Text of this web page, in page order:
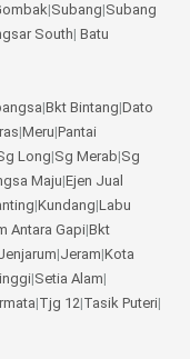
|Subang|Subang
South| Batu
|Bkt Bintang|Dato
|Meru|Pantai
Long|Sg Merab|Sg
Maju|Ejen Jual
|Kundang|Labu
Antara Gapi|Bkt
|Jeram|Kota
|Setia Alam|
|Tjg 12|Tasik Puteri|